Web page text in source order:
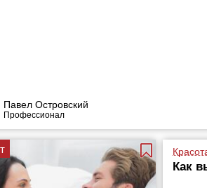
Павел Островский
Профессионал
Как